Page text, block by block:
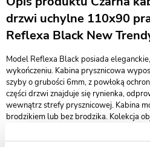
drzwi uchylne 110x90
Reflexa Black New
Model Reflexa Black posiada
wykończeniu. Kabina prysznicowa
szyby o grubości 6mm, z powłoką
części drzwi znajduje się rynienka,
wewnątrz strefy prysznicowej. Kabina
brodzikiem lub bez brodzika. Kolekcja
wymiar.